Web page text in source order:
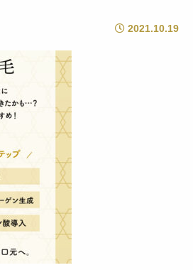
2021.10.19